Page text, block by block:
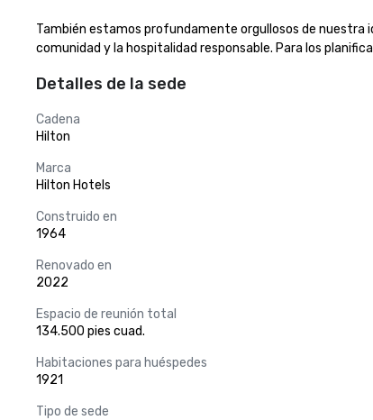
También estamos profundamente orgullosos de nuestra
comunidad y la hospitalidad responsable. Para los
Detalles de la sede
Cadena
Hilton
Marca
Hilton Hotels
Construido en
1964
Renovado en
2022
Espacio de reunión total
134.500 pies cuad.
Habitaciones para huéspedes
1921
Tipo de sede